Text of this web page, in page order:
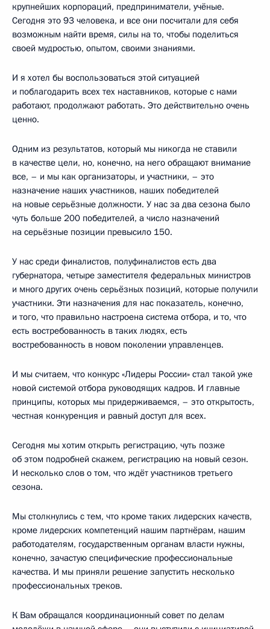
крупнейших корпораций, предприниматели, учёные.
Сегодня это 93 человека, и все они посчитали для себя
возможным найти время, силы на то, чтобы поделиться
своей мудростью, опытом, своими знаниями.
И я хотел бы воспользоваться этой ситуацией
и поблагодарить всех тех наставников, которые с нами
работают, продолжают работать. Это действительно очень
ценно.
Одним из результатов, который мы никогда не ставили
в качестве цели, но, конечно, на него обращают внимание
все, – и мы как организаторы, и участники, – это
назначение наших участников, наших победителей
на новые серьёзные должности. У нас за два сезона было
чуть больше 200 победителей, а число назначений
на серьёзные позиции превысило 150.
У нас среди финалистов, полуфиналистов есть два
губернатора, четыре заместителя федеральных министров
и много других очень серьёзных позиций, которые получили
участники. Эти назначения для нас показатель, конечно,
и того, что правильно настроена система отбора, и то, что
есть востребованность в таких людях, есть
востребованность в новом поколении управленцев.
И мы считаем, что конкурс «Лидеры России» стал такой уже
новой системой отбора руководящих кадров. И главные
принципы, которых мы придерживаемся, – это открытость,
честная конкуренция и равный доступ для всех.
Сегодня мы хотим открыть регистрацию, чуть позже
об этом подробней скажем, регистрацию на новый сезон.
И несколько слов о том, что ждёт участников третьего
сезона.
Мы столкнулись с тем, что кроме таких лидерских качеств,
кроме лидерских компетенций нашим партнёрам, нашим
работодателям, государственным органам власти нужны,
конечно, зачастую специфические профессиональные
качества. И мы приняли решение запустить несколько
профессиональных треков.
К Вам обращался координационный совет по делам